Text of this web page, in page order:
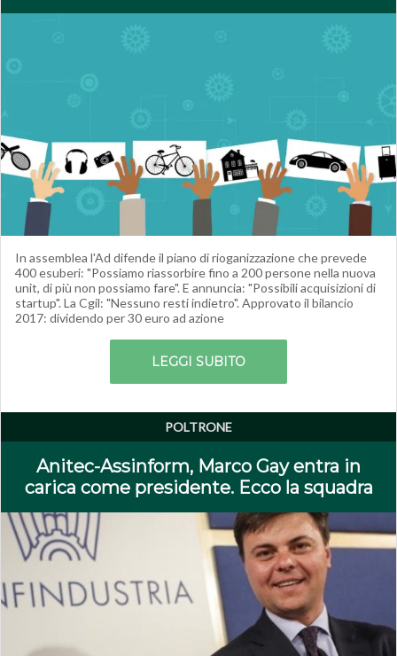
In assemblea l'Ad difende il piano di rioganizzazione che prevede
400 esuberi: "Possiamo riassorbire fino a 200 persone nella nuova
unit, di più non possiamo fare". E annuncia: "Possibili acquisizioni di
startup". La Cgil: "Nessuno resti indietro". Approvato il bilancio
2017: dividendo per 30 euro ad azione
LEGGI SUBITO
POLTRONE
Anitec-Assinform, Marco Gay entra in
carica come presidente. Ecco la squadra